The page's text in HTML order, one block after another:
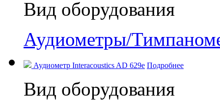
Вид оборудования
Аудиометры/
Аудиометр Interacoustics AD 629e Подробнее
Вид оборудования